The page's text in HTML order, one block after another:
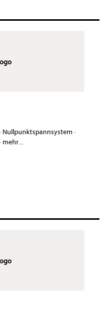
· Nullpunktspannsystem ·
· mehr...